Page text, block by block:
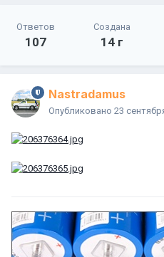
Ответов
107
Создана
14 г
Nastradamus
Опубликовано 23